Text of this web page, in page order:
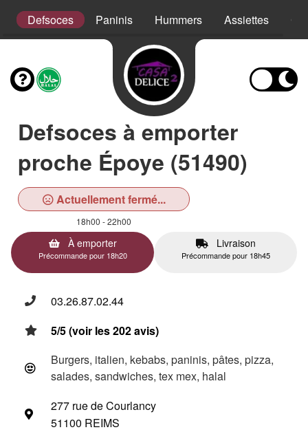
Defsoces Paninis Hummers Assiettes
Defsoces à emporter
proche Époye (51490)
Actuellement fermé...
18h00 - 22h00
À emporter
Précommande pour 18h20
Livraison
Précommande pour 18h45
03.26.87.02.44
5/5 (voir les 202 avis)
Burgers, italien, kebabs, paninis, pâtes, pizza,
salades, sandwiches, tex mex, halal
277 rue de Courlancy
51100 REIMS